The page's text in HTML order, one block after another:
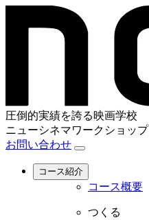
圧倒的実績を誇る映画学校
ニューシネマワークショップ
お問い合わせ
コース紹介
コース概要
つくる